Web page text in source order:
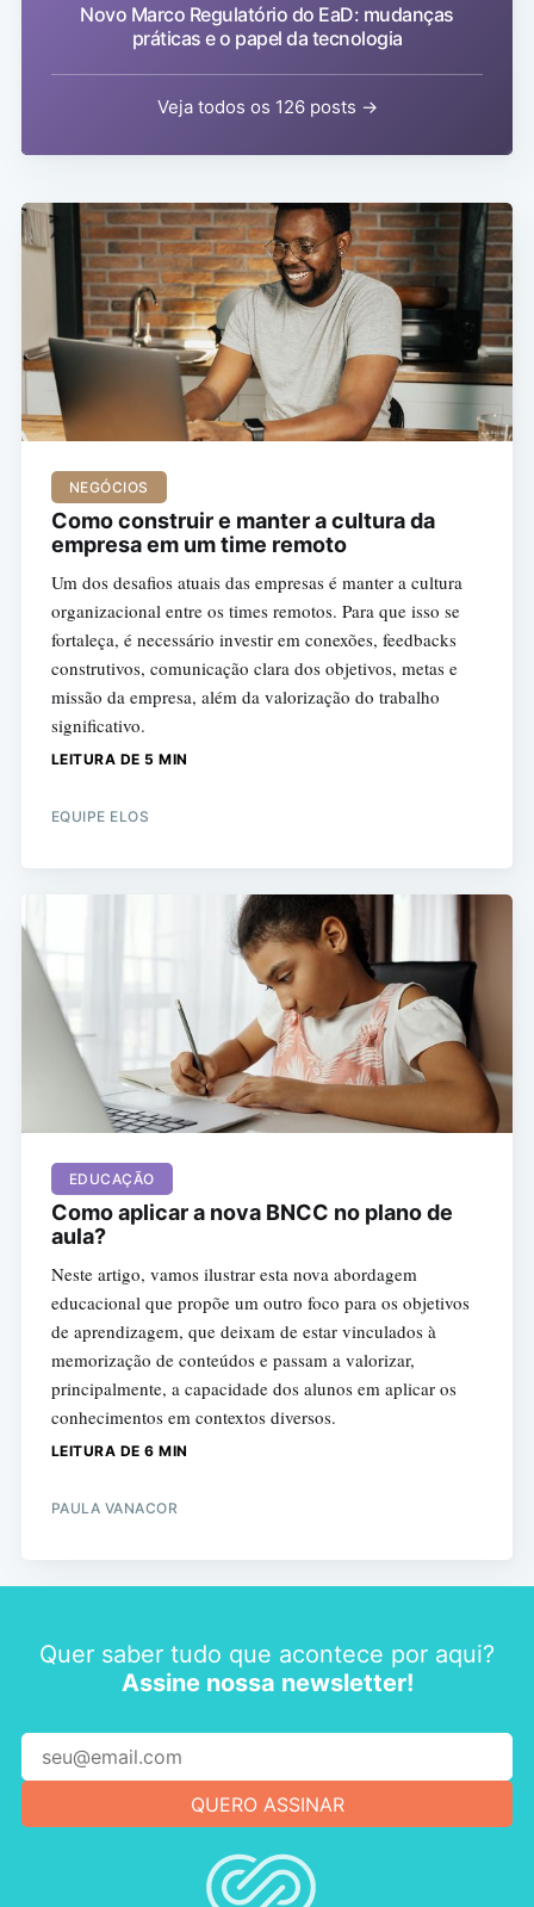
Novo Marco Regulatório do EaD: mudanças
práticas e o papel da tecnologia
Veja todos os 126 posts →
NEGÓCIOS
Como construir e manter a cultura da
empresa em um time remoto
Um dos desafios atuais das empresas é manter a cultura
organizacional entre os times remotos. Para que isso se
fortaleça, é necessário investir em conexões, feedbacks
construtivos, comunicação clara dos objetivos, metas e
missão da empresa, além da valorização do trabalho
significativo.
LEITURA DE 5 MIN
EQUIPE ELOS
EDUCAÇÃO
Como aplicar a nova BNCC no plano de
aula?
Neste artigo, vamos ilustrar esta nova abordagem
educacional que propõe um outro foco para os objetivos
de aprendizagem, que deixam de estar vinculados à
memorização de conteúdos e passam a valorizar,
principalmente, a capacidade dos alunos em aplicar os
conhecimentos em contextos diversos.
LEITURA DE 6 MIN
PAULA VANACOR
Quer saber tudo que acontece por aqui?
Assine nossa newsletter!